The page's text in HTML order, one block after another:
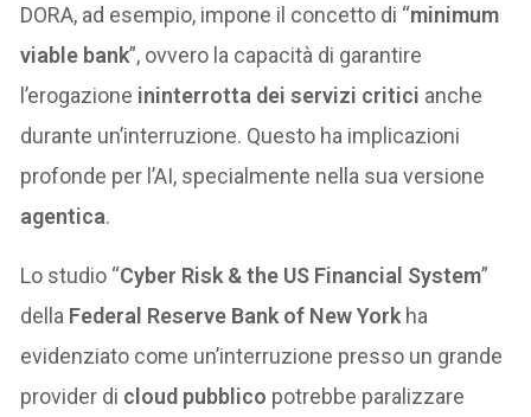
DORA, ad esempio, impone il concetto di “minimum
viable bank”, ovvero la capacità di garantire
l’erogazione ininterrotta dei servizi critici anche
durante un’interruzione. Questo ha implicazioni
profonde per l’AI, specialmente nella sua versione
agentica.
Lo studio “Cyber Risk & the US Financial System”
della Federal Reserve Bank of New York ha
evidenziato come un’interruzione presso un grande
provider di cloud pubblico potrebbe paralizzare